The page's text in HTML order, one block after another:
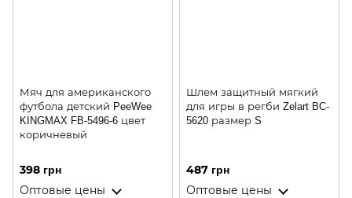
Мяч для американского
футбола детский PeeWee
KINGMAX FB-5496-6 цвет
коричневый
398 грн
Оптовые цены
Шлем защитный мягкий
для игры в регби Zelart BC-
5620 размер S
487 грн
Оптовые цены